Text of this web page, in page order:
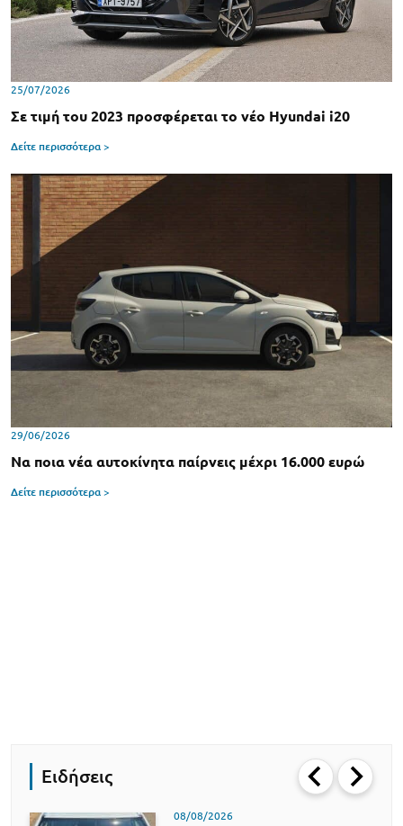
25/07/2026
Σε τιμή του 2023 προσφέρεται το νέο Hyundai i20
Δείτε περισσότερα >
29/06/2026
Να ποια νέα αυτοκίνητα παίρνεις μέχρι 16.000 ευρώ
Δείτε περισσότερα >
Ειδήσεις
08/08/2026